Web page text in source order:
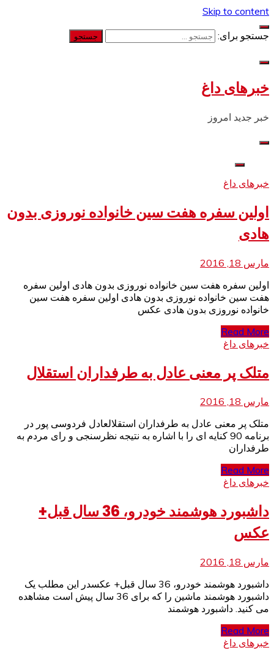
Skip to content
جستجو برای:
خبرهای داغ
خبر جدید امروز
خبرهای داغ
اولین سفره هفت سین خانواده نوروزی بدون
هادی
مارس 18, 2016
اولین سفره هفت سین خانواده نوروزی بدون هادی اولین سفره
هفت سین خانواده نوروزی بدون هادی اولین سفره هفت سین
خانواده نوروزی بدون هادی عکس
Read More
خبرهای داغ
متلک پر معنی عادل به طرفداران استقلال
مارس 18, 2016
متلک پر معنی عادل به طرفداران استقلالعادل فردوسی پور در
برنامه 90 کنایه ای را با اشاره به نتیجه نظرسنجی و رای مردم به
طرفداران
Read More
خبرهای داغ
داشبورد هوشمند خودرو، 36 سال قبل+
عکس
مارس 18, 2016
داشبورد هوشمند خودرو، 36 سال قبل+ عکسدر این مطلب یک
داشبورد هوشمند ماشین را که برای 36 سال پیش است مشاهده
می کنید. داشبورد هوشمند
Read More
خبرهای داغ